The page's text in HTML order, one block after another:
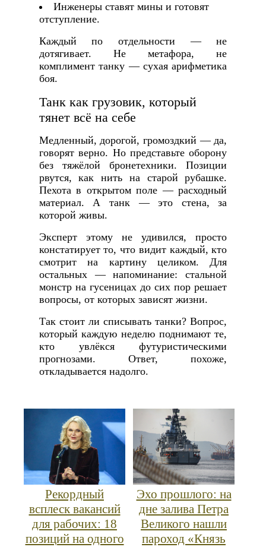
Инженеры ставят мины и готовят
отступление.
Каждый по отдельности — не
дотягивает. Не метафора, не
комплимент танку — сухая арифметика
боя.
Танк как грузовик, который
тянет всё на себе
Медленный, дорогой, громоздкий — да,
говорят верно. Но представьте оборону
без тяжёлой бронетехники. Позиции
рвутся, как нить на старой рубашке.
Пехота в открытом поле — расходный
материал. А танк — это стена, за
которой живы.
Эксперт этому не удивился, просто
констатирует то, что видит каждый, кто
смотрит на картину целиком. Для
остальных — напоминание: стальной
монстр на гусеницах до сих пор решает
вопросы, от которых зависят жизни.
Так стоит ли списывать танки? Вопрос,
который каждую неделю поднимают те,
кто увлёкся футуристическими
прогнозами. Ответ, похоже,
откладывается надолго.
Рекордный
всплеск вакансий
для рабочих: 18
позиций на одного
Эхо прошлого: на
дне залива Петра
Великого нашли
пароход «Князь